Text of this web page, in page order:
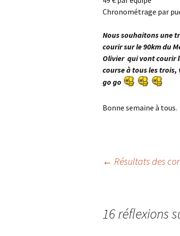
Chronométrage par
Nous souhaitons une
courir sur le 90km du
Olivier qui vont courir
course à tous les trois,
go go
Bonne semaine à tous.
Navigation
← Résultats des
16 réflexions